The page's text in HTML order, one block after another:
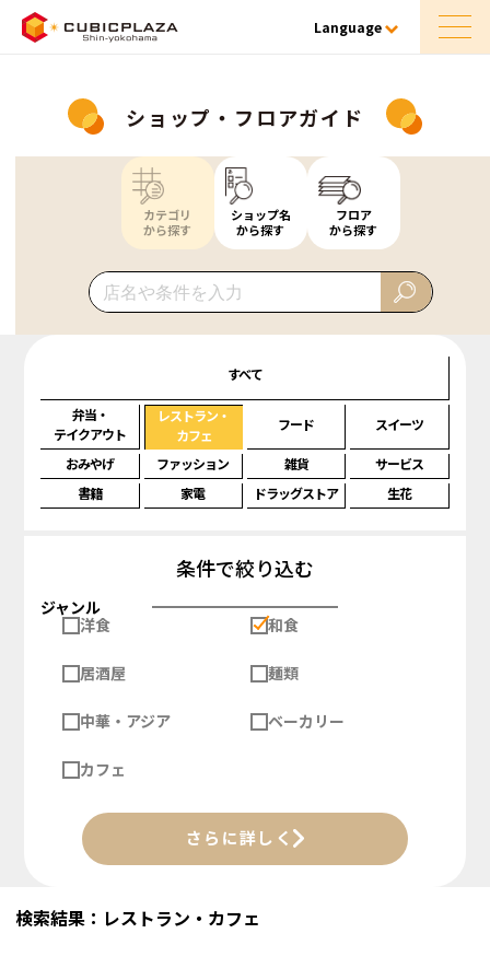
Language
ショップ・フロアガイド
カテゴリ
から探す
ショップ名
から探す
フロア
から探す
すべて
弁当・
テイクアウト
レストラン・
カフェ
フード スイーツ
おみやげ ファッション 雑貨
サービス
書籍
家電 ドラッグストア 生花
条件で絞り込む
ジャンル
洋食
和食
居酒屋 麺類
中華・アジア ベーカリー
カフェ
さらに詳しく
検索結果：レストラン・カフェ